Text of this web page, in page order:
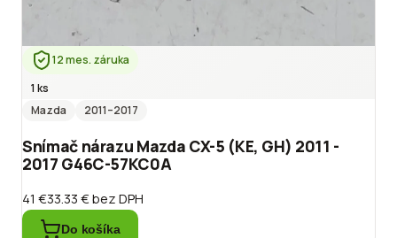
12 mes. záruka
1 ks
Mazda
2011–2017
Snímač nárazu Mazda CX-5 (KE, GH) 2011 -
2017 G46C-57KC0A
41 €33.33 €bez DPH
Do košíka